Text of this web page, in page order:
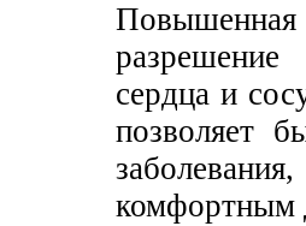
сердца и
позволяет
комфортным